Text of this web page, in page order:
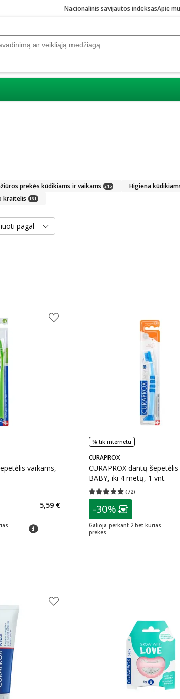
Nacionalinis savijautos indeksasApie
prekės kūdikiams ir vaikams 215 Higiena
kraitelis 161
pagal
vaikams,
klubo narių nuolaida:
patarimas
5,59 €
% tik internetu
CURAPROX
CURAPROX dantų
BABY, iki 4 metų, 1 vnt.
(72)
Vidutinis įvertinimas 4.97
patarimas
Lojalumo
-30%
Galioja perkant 2 bet kurias
prekes.